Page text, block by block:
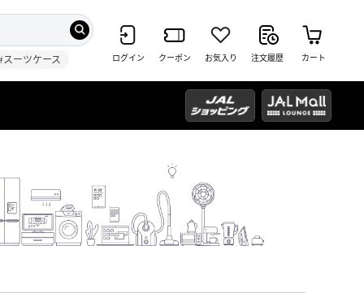
スーツケース ログイン クーポン お気入り 注文履歴 カート